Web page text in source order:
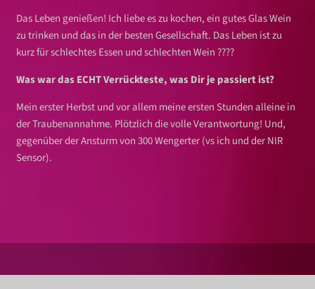
Das Leben genießen! Ich liebe es zu kochen, ein gutes Glas Wein
zu trinken und das in der besten Gesellschaft. Das Leben ist zu
kurz für schlechtes Essen und schlechten Wein ????
Was war das ECHT Verrückteste, was Dir je passiert ist?
Mein erster Herbst und vor allem meine ersten Stunden alleine in
der Traubenannahme. Plötzlich die volle Verantwortung! Und,
gegenüber der Ansturm von 300 Wengerter (vs ich und der NIR
Sensor).